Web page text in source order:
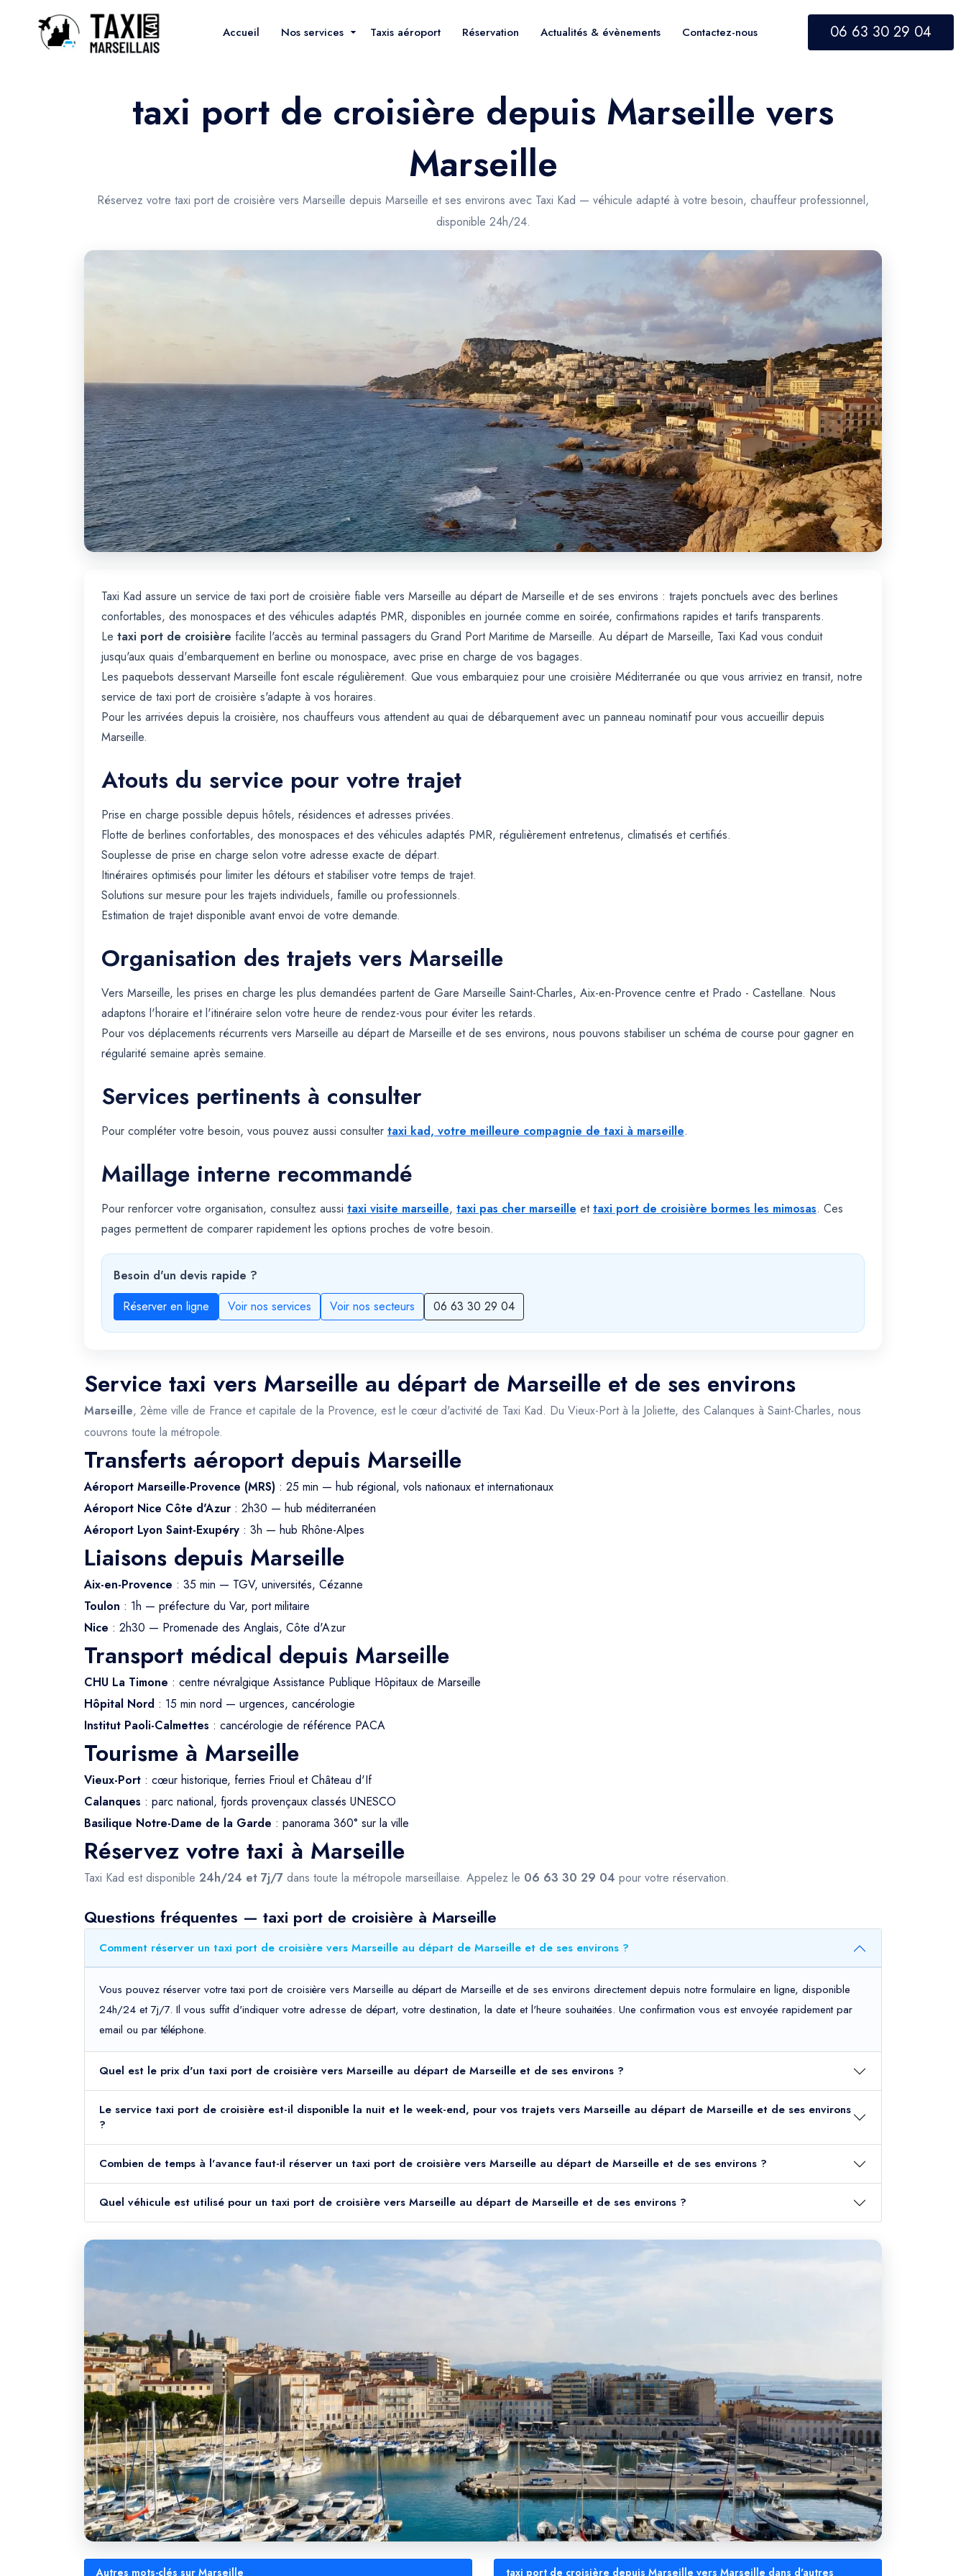
Accueil Nos services Taxis aéroport Réservation Actualités & évènements Contactez-nous 06 63 30 29 04
taxi port de croisière depuis Marseille vers
Marseille
Réservez votre taxi port de croisière vers Marseille depuis Marseille et ses environs avec Taxi Kad — véhicule adapté à votre besoin, chauffeur professionnel,
disponible 24h/24.
Taxi Kad assure un service de taxi port de croisière fiable vers Marseille au départ de Marseille et de ses environs : trajets ponctuels avec des berlines
confortables, des monospaces et des véhicules adaptés PMR, disponibles en journée comme en soirée, confirmations rapides et tarifs transparents.
Le taxi port de croisière facilite l'accès au terminal passagers du Grand Port Maritime de Marseille. Au départ de Marseille, Taxi Kad vous conduit
jusqu'aux quais d'embarquement en berline ou monospace, avec prise en charge de vos bagages.
Les paquebots desservant Marseille font escale régulièrement. Que vous embarquiez pour une croisière Méditerranée ou que vous arriviez en transit, notre
service de taxi port de croisière s'adapte à vos horaires.
Pour les arrivées depuis la croisière, nos chauffeurs vous attendent au quai de débarquement avec un panneau nominatif pour vous accueillir depuis
Marseille.
Atouts du service pour votre trajet
Prise en charge possible depuis hôtels, résidences et adresses privées.
Flotte de berlines confortables, des monospaces et des véhicules adaptés PMR, régulièrement entretenus, climatisés et certifiés.
Souplesse de prise en charge selon votre adresse exacte de départ.
Itinéraires optimisés pour limiter les détours et stabiliser votre temps de trajet.
Solutions sur mesure pour les trajets individuels, famille ou professionnels.
Estimation de trajet disponible avant envoi de votre demande.
Organisation des trajets vers Marseille
Vers Marseille, les prises en charge les plus demandées partent de Gare Marseille Saint-Charles, Aix-en-Provence centre et Prado - Castellane. Nous
adaptons l'horaire et l'itinéraire selon votre heure de rendez-vous pour éviter les retards.
Pour vos déplacements récurrents vers Marseille au départ de Marseille et de ses environs, nous pouvons stabiliser un schéma de course pour gagner en
régularité semaine après semaine.
Services pertinents à consulter
Pour compléter votre besoin, vous pouvez aussi consulter taxi kad, votre meilleure compagnie de taxi à marseille.
Maillage interne recommandé
Pour renforcer votre organisation, consultez aussi taxi visite marseille, taxi pas cher marseille ettaxi port de croisière bormes les mimosas. Ces
pages permettent de comparer rapidement les options proches de votre besoin.
Besoin d'un devis rapide ?
Réserver en ligne
Voir nos services Voir nos secteurs 06 63 30 29 04
Service taxi vers Marseille au départ de Marseille et de ses environs
Marseille, 2ème ville de France et capitale de la Provence, est le cœur d'activité de Taxi Kad. Du Vieux-Port à la Joliette, des Calanques à Saint-Charles, nous
couvrons toute la métropole.
Transferts aéroport depuis Marseille
Aéroport Marseille-Provence (MRS) : 25 min — hub régional, vols nationaux et internationaux
Aéroport Nice Côte d'Azur : 2h30 — hub méditerranéen
Aéroport Lyon Saint-Exupéry : 3h — hub Rhône-Alpes
Liaisons depuis Marseille
Aix-en-Provence : 35 min — TGV, universités, Cézanne
Toulon : 1h — préfecture du Var, port militaire
Nice : 2h30 — Promenade des Anglais, Côte d'Azur
Transport médical depuis Marseille
CHU La Timone : centre névralgique Assistance Publique Hôpitaux de Marseille
Hôpital Nord : 15 min nord — urgences, cancérologie
Institut Paoli-Calmettes : cancérologie de référence PACA
Tourisme à Marseille
Vieux-Port : cœur historique, ferries Frioul et Château d'If
Calanques : parc national, fjords provençaux classés UNESCO
Basilique Notre-Dame de la Garde : panorama 360° sur la ville
Réservez votre taxi à Marseille
Taxi Kad est disponible 24h/24 et 7j/7 dans toute la métropole marseillaise. Appelez le 06 63 30 29 04 pour votre réservation.
Questions fréquentes — taxi port de croisière à Marseille
Comment réserver un taxi port de croisière vers Marseille au départ de Marseille et de ses environs ?
Vous pouvez réserver votre taxi port de croisière vers Marseille au départ de Marseille et de ses environs directement depuis notre formulaire en ligne, disponible
24h/24 et 7j/7. Il vous suffit d'indiquer votre adresse de départ, votre destination, la date et l'heure souhaitées. Une confirmation vous est envoyée rapidement par
email ou par téléphone.
Quel est le prix d'un taxi port de croisière vers Marseille au départ de Marseille et de ses environs ?
Le service taxi port de croisière est-il disponible la nuit et le week-end, pour vos trajets vers Marseille au départ de Marseille et de ses environs
?
Combien de temps à l'avance faut-il réserver un taxi port de croisière vers Marseille au départ de Marseille et de ses environs ?
Quel véhicule est utilisé pour un taxi port de croisière vers Marseille au départ de Marseille et de ses environs ?
Autres mots-clés sur Marseille taxi port de croisière depuis Marseille vers Marseille dans d'autres